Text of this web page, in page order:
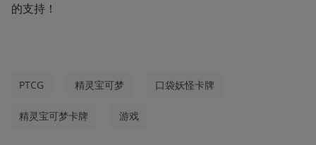
的支持！
PTCG 精灵宝可梦 口袋妖怪卡牌
精灵宝可梦卡牌 游戏